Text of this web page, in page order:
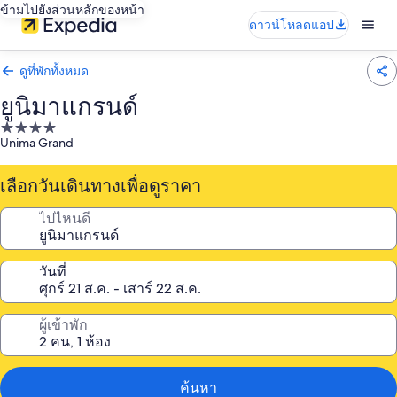
ข้ามไปยังส่วนหลักของหน้า
ดาวน์โหลดแอป
ดูที่พักทั้งหมด
ยูนิมาแกรนด์
ที่พัก
4.0
Unima Grand
เลือกวันเดินทางเพื่อดูราคา
ไปไหนดี
วันที่
ผู้เข้าพัก
ค้นหา